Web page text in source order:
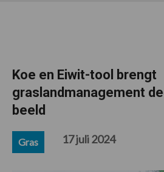
Koe en Eiwit-tool brengt
graslandmanagement
beeld
Gras 17 juli 2024